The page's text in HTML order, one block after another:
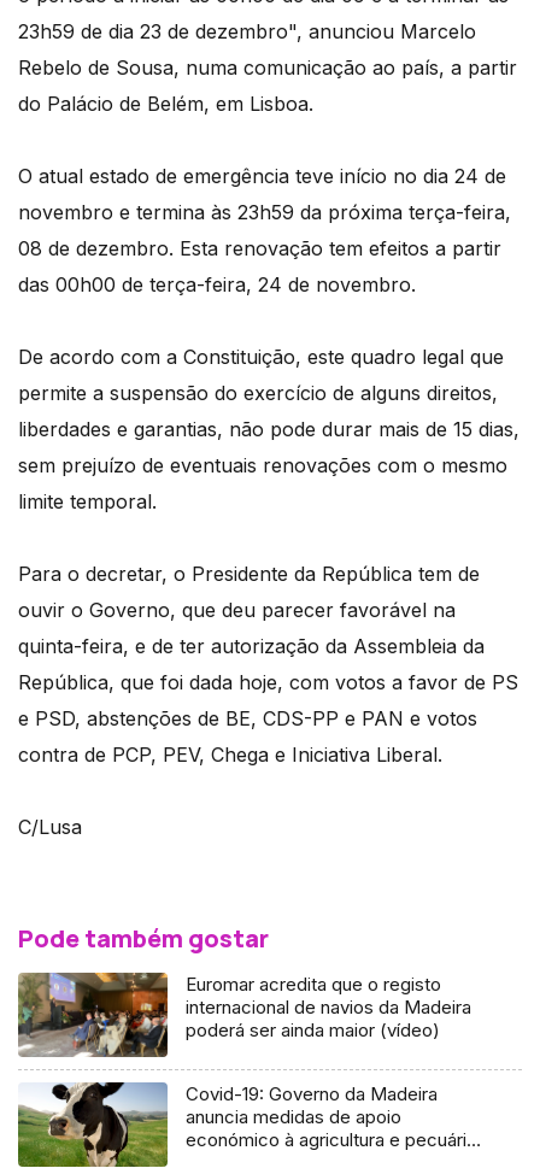
23h59 de dia 23 de dezembro", anunciou Marcelo
Rebelo de Sousa, numa comunicação ao país, a partir
do Palácio de Belém, em Lisboa.
O atual estado de emergência teve início no dia 24 de
novembro e termina às 23h59 da próxima terça-feira,
08 de dezembro. Esta renovação tem efeitos a partir
das 00h00 de terça-feira, 24 de novembro.
De acordo com a Constituição, este quadro legal que
permite a suspensão do exercício de alguns direitos,
liberdades e garantias, não pode durar mais de 15 dias,
sem prejuízo de eventuais renovações com o mesmo
limite temporal.
Para o decretar, o Presidente da República tem de
ouvir o Governo, que deu parecer favorável na
quinta-feira, e de ter autorização da Assembleia da
República, que foi dada hoje, com votos a favor de PS
e PSD, abstenções de BE, CDS-PP e PAN e votos
contra de PCP, PEV, Chega e Iniciativa Liberal.
C/Lusa
Pode também gostar
Euromar acredita que o registo
internacional de navios da Madeira
poderá ser ainda maior (vídeo)
Covid-19: Governo da Madeira
anuncia medidas de apoio
económico à agricultura e pecuária